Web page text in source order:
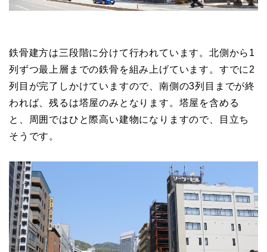
鉄骨建方は三段階に分けて行われています。北側から1
列ずつ最上層までの鉄骨を組み上げています。すでに2
列目が完了しかけていますので、南側の3列目までが終
われば、残るは塔屋のみとなります。塔屋を含める
と、周囲ではひと際高い建物になりますので、目立ち
そうです。